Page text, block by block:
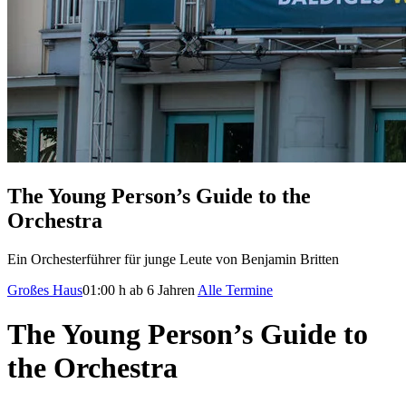
The Young Person’s Guide to the
Orchestra
Ein Orchesterführer für junge Leute von Benjamin Britten
Großes Haus01:00 h ab 6 Jahren Alle Termine
The Young Person’s Guide to
the Orchestra